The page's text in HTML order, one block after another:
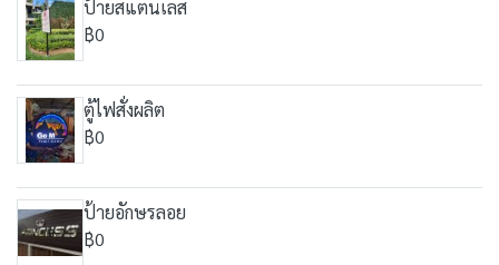
ป้ายสแตนเลส
฿0
ตู้ไฟสั่งผลิต
฿0
ป้ายอักษรลอย
฿0